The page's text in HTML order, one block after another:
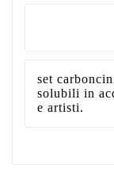
set
solubili in
e artisti.